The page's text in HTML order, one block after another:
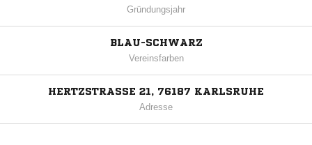
Gründungsjahr
BLAU-SCHWARZ
Vereinsfarben
HERTZSTRASSE 21, 76187 KARLSRUHE
Adresse